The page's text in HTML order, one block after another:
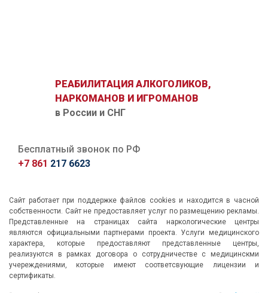
РЕАБИЛИТАЦИЯ АЛКОГОЛИКОВ,
НАРКОМАНОВ И ИГРОМАНОВ
в России и СНГ
Бесплатный звонок по РФ
+7 861 217 6623
Сайт работает при поддержке файлов cookies и находится в часной
собственности. Сайт не предоставляет услуг по размещению рекламы.
Представленные на страницах сайта наркологические центры
являются официальными партнерами проекта. Услуги медицинского
характера, которые предоставляют представленные центры,
реализуются в рамках договора о сотрудничестве с медицинскми
учереждениями, которые имеют соответсвующие лицензии и
сертификаты.